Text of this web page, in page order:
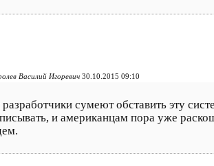
Василий Игоревич 30.10.2015 09:10
сумеют обставить эту
и американцам пора уже